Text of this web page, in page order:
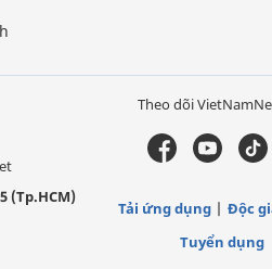
(Tp.HCM)
Theo dõi
Tải ứng dụng
Độc
Tuyển dụng